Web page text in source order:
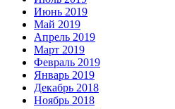
Июнь 2019
Май 2019
Апрель 2019
Март 2019
Февраль 2019
Январь 2019
Декабрь 2018
Ноябрь 2018